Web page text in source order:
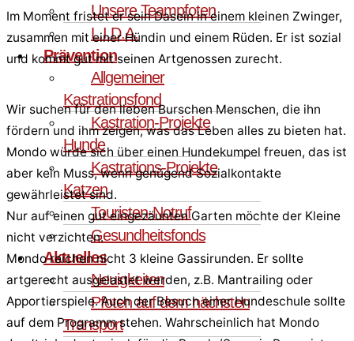
Unsere Teampfoten
L.I.D.A.
Prävention
Allgemeiner
Kastrationsfond
Kastration-Projekte
Hunde
Kastrations-Projekte
Katzen
Touristen-Notruf
Gesundheitsfonds
Aktuelles
Neuigkeiten
Pfoten auf dem nächsten
Transport
Im Moment fristet er sein Dasein in einem kleinen Zwinger,
zusammen mit einer Hündin und einem Rüden. Er ist sozial
und kommt gut mit seinen Artgenossen zurecht.
Wir suchen für den lieben Burschen Menschen, die ihn
fördern und ihm zeigen, was das Leben alles zu bieten hat.
Mondo würde sich über einen Hundekumpel freuen, das ist
aber kein Muss, wenn genügend Sozialkontakte
gewährleistet sind.
Nur auf einen gut eingezäunten Garten möchte der Kleine
nicht verzichten.
Mondo reichen nicht 3 kleine Gassirunden. Er sollte
artgerecht ausgelastet werden, z.B. Mantrailing oder
Apportierspiele. Auch der Besuch einer Hundeschule sollte
auf dem Programm stehen. Wahrscheinlich hat Mondo